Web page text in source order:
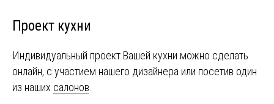
Проект кухни
Индивидуальный проект Вашей кухни можно сделать
онлайн, с участием нашего дизайнера или посетив один
из наших салонов